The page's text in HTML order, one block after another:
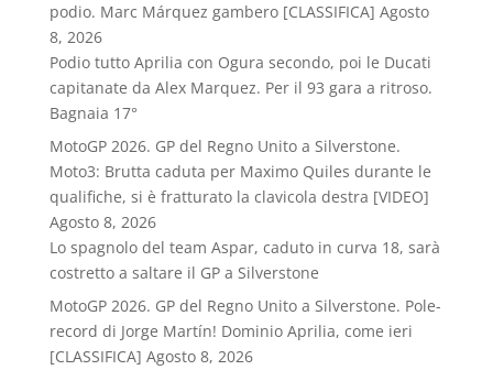
podio. Marc Márquez gambero [CLASSIFICA] Agosto
8, 2026
Podio tutto Aprilia con Ogura secondo, poi le Ducati
capitanate da Alex Marquez. Per il 93 gara a ritroso.
Bagnaia 17°
MotoGP 2026. GP del Regno Unito a Silverstone.
Moto3: Brutta caduta per Maximo Quiles durante le
qualifiche, si è fratturato la clavicola destra [VIDEO]
Agosto 8, 2026
Lo spagnolo del team Aspar, caduto in curva 18, sarà
costretto a saltare il GP a Silverstone
MotoGP 2026. GP del Regno Unito a Silverstone. Pole-
record di Jorge Martín! Dominio Aprilia, come ieri
[CLASSIFICA] Agosto 8, 2026